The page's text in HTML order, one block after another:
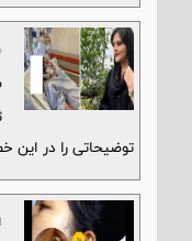
توضیحاتی را در این